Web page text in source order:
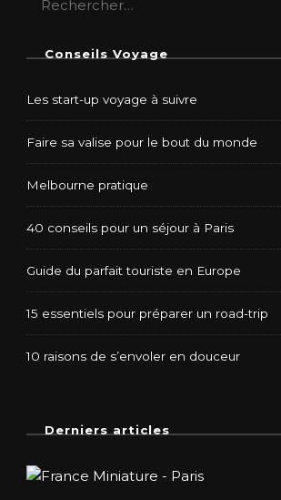
Conseils Voyage
Les start-up voyage à suivre
Faire sa valise pour le bout du monde
Melbourne pratique
40 conseils pour un séjour à Paris
Guide du parfait touriste en Europe
15 essentiels pour préparer un road-trip
10 raisons de s’envoler en douceur
Derniers articles